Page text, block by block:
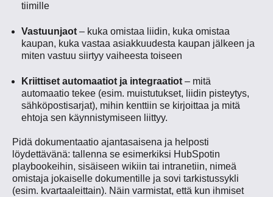
tiimille
Vastuunjaot – kuka omistaa liidin, kuka omistaa
kaupan, kuka vastaa asiakkuudesta kaupan jälkeen ja
miten vastuu siirtyy vaiheesta toiseen
Kriittiset automaatiot ja integraatiot – mitä
automaatio tekee (esim. muistutukset, liidin pisteytys,
sähköpostisarjat), mihin kenttiin se kirjoittaa ja mitä
ehtoja sen käynnistymiseen liittyy.
Pidä dokumentaatio ajantasaisena ja helposti
löydettävänä: tallenna se esimerkiksi HubSpotin
playbookeihin, sisäiseen wikiin tai intranetiin, nimeä
omistaja jokaiselle dokumentille ja sovi tarkistussykli
(esim. kvartaaleittain). Näin varmistat, että kun ihmiset